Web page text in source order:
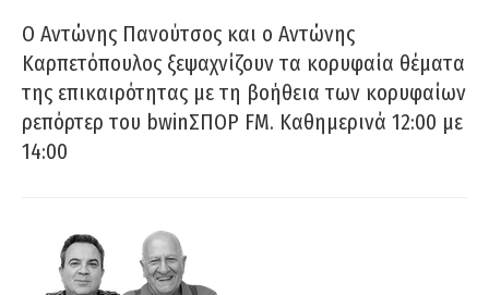
Ο Αντώνης Πανούτσος και ο Αντώνης
Καρπετόπουλος ξεψαχνίζουν τα κορυφαία θέματα
της επικαιρότητας με τη βοήθεια των κορυφαίων
ρεπόρτερ του bwinΣΠΟΡ FM. Καθημερινά 12:00 με
14:00